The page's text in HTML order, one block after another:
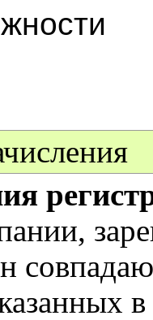
в